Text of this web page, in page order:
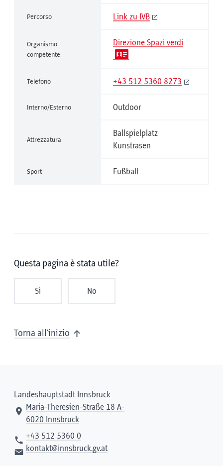
Percorso Link zu IVB
Organismo
competente
Direzione Spazi verdi
Telefono +43 512 5360 8273
Interno/Esterno Outdoor
Attrezzatura
Ballspielplatz
Kunstrasen
Sport Fußball
Questa pagina è stata utile?
Sì No
Torna all'inizio
Landeshauptstadt Innsbruck
Maria-Theresien-Straße 18 A-
6020 Innsbruck
+43 512 5360 0
kontakt@innsbruck.gv.at